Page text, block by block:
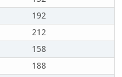
192
212
158
188